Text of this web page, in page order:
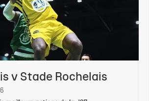
v Stade Rochelais